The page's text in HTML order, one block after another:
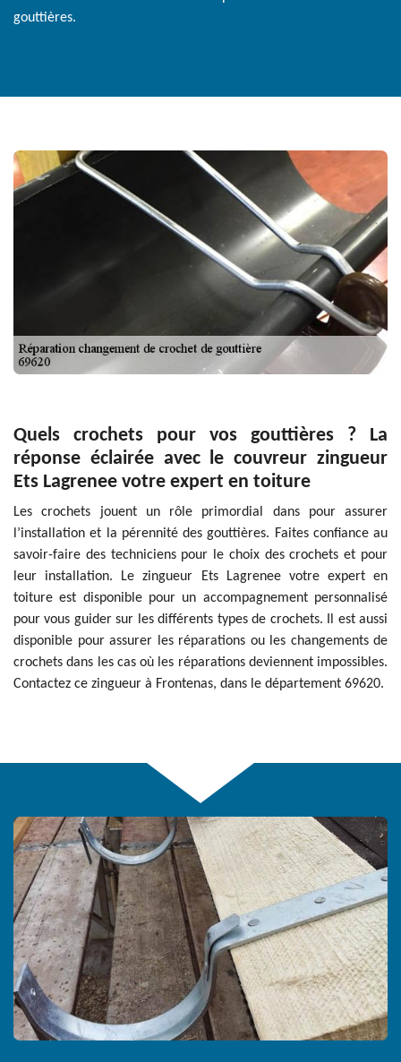
gouttières.
Quels crochets pour vos gouttières ? La
réponse éclairée avec le couvreur zingueur
Ets Lagrenee votre expert en toiture
Les crochets jouent un rôle primordial dans pour assurer
l’installation et la pérennité des gouttières. Faites confiance au
savoir-faire des techniciens pour le choix des crochets et pour
leur installation. Le zingueur Ets Lagrenee votre expert en
toiture est disponible pour un accompagnement personnalisé
pour vous guider sur les différents types de crochets. Il est aussi
disponible pour assurer les réparations ou les changements de
crochets dans les cas où les réparations deviennent impossibles.
Contactez ce zingueur à Frontenas, dans le département 69620.